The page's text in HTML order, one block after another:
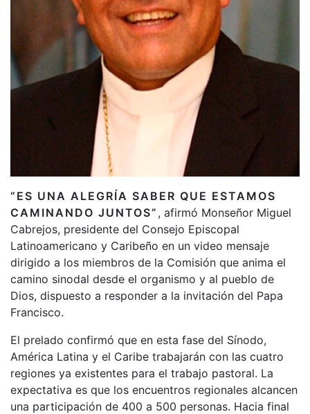
“ES UNA ALEGRÍA SABER QUE ESTAMOS
CAMINANDO JUNTOS” , afirmó Monseñor Miguel
Cabrejos, presidente del Consejo Episcopal
Latinoamericano y Caribeño en un video mensaje
dirigido a los miembros de la Comisión que anima el
camino sinodal desde el organismo y al pueblo de
Dios, dispuesto a responder a la invitación del Papa
Francisco.
El prelado confirmó que en esta fase del Sínodo,
América Latina y el Caribe trabajarán con las cuatro
regiones ya existentes para el trabajo pastoral. La
expectativa es que los encuentros regionales alcancen
una participación de 400 a 500 personas. Hacia final